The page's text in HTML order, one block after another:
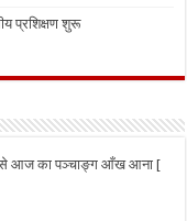
प्रशिक्षण शुरू
से आज का पञ्चाङ्ग आँख आना [